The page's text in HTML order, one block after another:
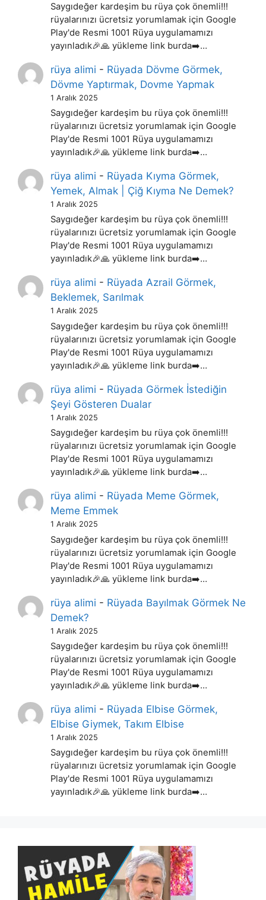
Saygıdeğer kardeşim bu rüya çok önemli!!!
rüyalarınızı ücretsiz yorumlamak için Google
Play'de Resmi 1001 Rüya uygulamamızı
yayınladık🎉🙏 yükleme link burda➡️…
rüya alimi - Rüyada Dövme Görmek,
Dövme Yaptırmak, Dovme Yapmak
1 Aralık 2025
Saygıdeğer kardeşim bu rüya çok önemli!!!
rüyalarınızı ücretsiz yorumlamak için Google
Play'de Resmi 1001 Rüya uygulamamızı
yayınladık🎉🙏 yükleme link burda➡️…
rüya alimi - Rüyada Kıyma Görmek,
Yemek, Almak | Çiğ Kıyma Ne Demek?
1 Aralık 2025
Saygıdeğer kardeşim bu rüya çok önemli!!!
rüyalarınızı ücretsiz yorumlamak için Google
Play'de Resmi 1001 Rüya uygulamamızı
yayınladık🎉🙏 yükleme link burda➡️…
rüya alimi - Rüyada Azrail Görmek,
Beklemek, Sarılmak
1 Aralık 2025
Saygıdeğer kardeşim bu rüya çok önemli!!!
rüyalarınızı ücretsiz yorumlamak için Google
Play'de Resmi 1001 Rüya uygulamamızı
yayınladık🎉🙏 yükleme link burda➡️…
rüya alimi - Rüyada Görmek İstediğin
Şeyi Gösteren Dualar
1 Aralık 2025
Saygıdeğer kardeşim bu rüya çok önemli!!!
rüyalarınızı ücretsiz yorumlamak için Google
Play'de Resmi 1001 Rüya uygulamamızı
yayınladık🎉🙏 yükleme link burda➡️…
rüya alimi - Rüyada Meme Görmek,
Meme Emmek
1 Aralık 2025
Saygıdeğer kardeşim bu rüya çok önemli!!!
rüyalarınızı ücretsiz yorumlamak için Google
Play'de Resmi 1001 Rüya uygulamamızı
yayınladık🎉🙏 yükleme link burda➡️…
rüya alimi - Rüyada Bayılmak Görmek Ne
Demek?
1 Aralık 2025
Saygıdeğer kardeşim bu rüya çok önemli!!!
rüyalarınızı ücretsiz yorumlamak için Google
Play'de Resmi 1001 Rüya uygulamamızı
yayınladık🎉🙏 yükleme link burda➡️…
rüya alimi - Rüyada Elbise Görmek,
Elbise Giymek, Takım Elbise
1 Aralık 2025
Saygıdeğer kardeşim bu rüya çok önemli!!!
rüyalarınızı ücretsiz yorumlamak için Google
Play'de Resmi 1001 Rüya uygulamamızı
yayınladık🎉🙏 yükleme link burda➡️…